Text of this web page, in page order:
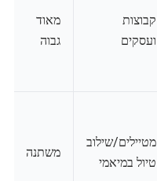
קבוצות
ועסקים
מאוד
גבוה
מטיילים/שילוב
טיול במיאמי
משתנה